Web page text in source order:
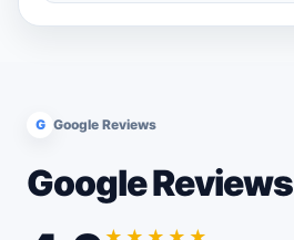
G Google Reviews
Google Reviews